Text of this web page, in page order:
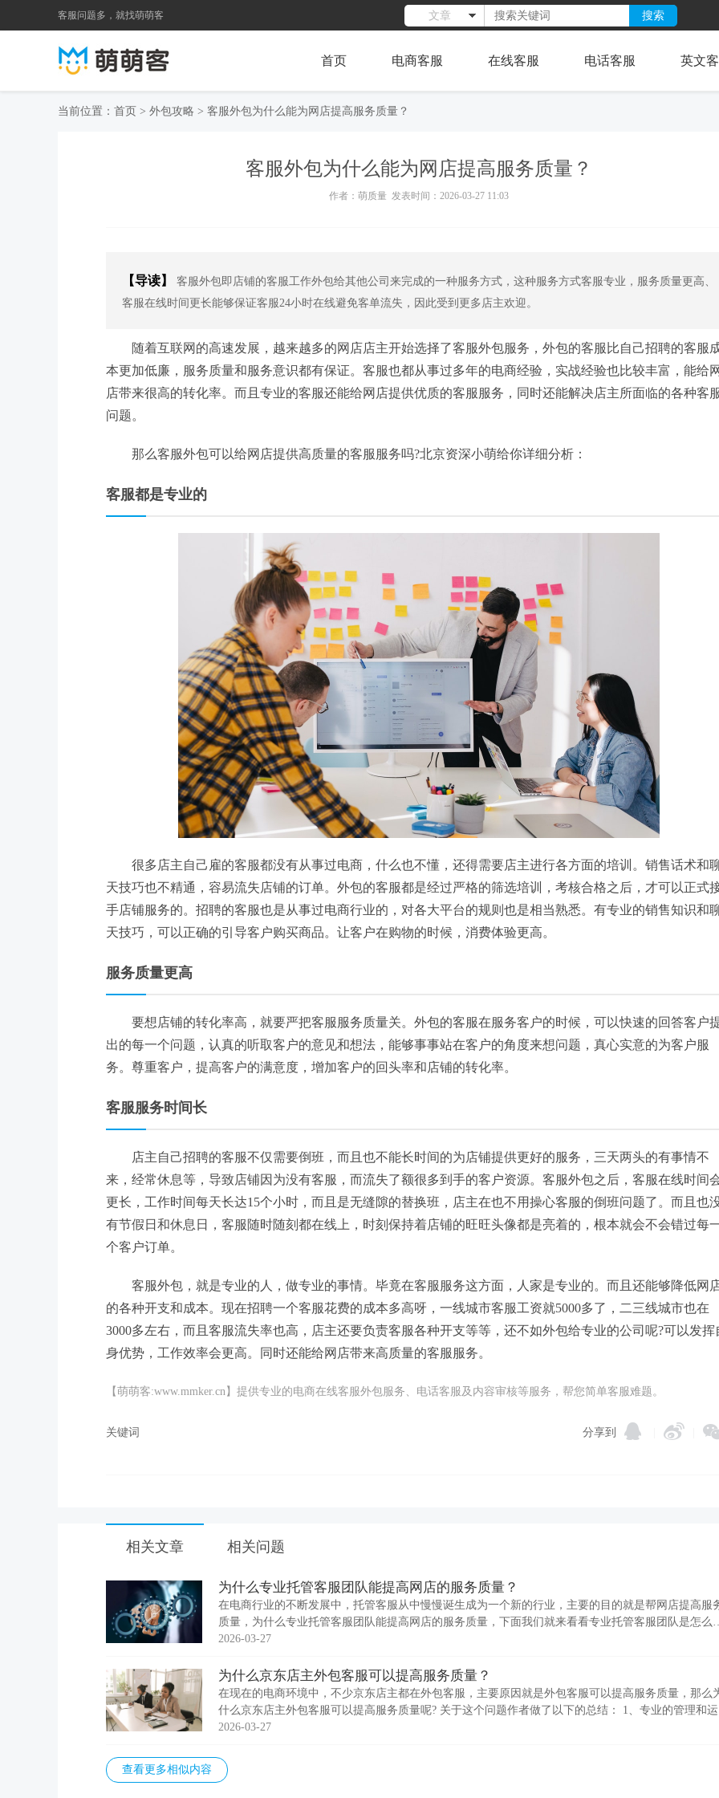
客服问题多，就找萌萌客 文章 搜索
首页 电商客服 在线客服 电话客服 英文
当前位置： 首页 > 外包攻略 > 客服外包为什么能为网店提高服务质量？
客服外包为什么能为网店提高服务质量？
作者：萌质量 发表时间：2026-03-27 11:03
【导读】
客服外包即店铺的客服工作外包给其他公司来完成的一种服务方式，这种服务方式客服专业，服务质量更高、
客服在线时间更长能够保证客服24小时在线避免客单流失，因此受到更多店主欢迎。
随着互联网的高速发展，越来越多的网店店主开始选择了客服外包服务，外包的客服比自己招聘的客服
本更加低廉，服务质量和服务意识都有保证。客服也都从事过多年的电商经验，实战经验也比较丰富，能给网
店带来很高的转化率。而且专业的客服还能给网店提供优质的客服服务，同时还能解决店主所面临的各种客
问题。
那么客服外包可以给网店提供高质量的客服服务吗?北京资深小萌给你详细分析：
客服都是专业的
很多店主自己雇的客服都没有从事过电商，什么也不懂，还得需要店主进行各方面的培训。销售话术和
天技巧也不精通，容易流失店铺的订单。外包的客服都是经过严格的筛选培训，考核合格之后，才可以正式
手店铺服务的。招聘的客服也是从事过电商行业的，对各大平台的规则也是相当熟悉。有专业的销售知识和
天技巧，可以正确的引导客户购买商品。让客户在购物的时候，消费体验更高。
服务质量更高
要想店铺的转化率高，就要严把客服服务质量关。外包的客服在服务客户的时候，可以快速的回答客户
出的每一个问题，认真的听取客户的意见和想法，能够事事站在客户的角度来想问题，真心实意的为客户服
务。尊重客户，提高客户的满意度，增加客户的回头率和店铺的转化率。
客服服务时间长
店主自己招聘的客服不仅需要倒班，而且也不能长时间的为店铺提供更好的服务，三天两头的有事情不
来，经常休息等，导致店铺因为没有客服，而流失了额很多到手的客户资源。客服外包之后，客服在线时间
更长，工作时间每天长达15个小时，而且是无缝隙的替换班，店主在也不用操心客服的倒班问题了。而且也
有节假日和休息日，客服随时随刻都在线上，时刻保持着店铺的旺旺头像都是亮着的，根本就会不会错过每
个客户订单。
客服外包，就是专业的人，做专业的事情。毕竟在客服服务这方面，人家是专业的。而且还能够降低网
的各种开支和成本。现在招聘一个客服花费的成本多高呀，一线城市客服工资就5000多了，二三线城市也在
3000多左右，而且客服流失率也高，店主还要负责客服各种开支等等，还不如外包给专业的公司呢?可以发挥
身优势，工作效率会更高。同时还能给网店带来高质量的客服服务。
【萌萌客:www.mmker.cn】提供专业的电商在线客服外包服务、电话客服及内容审核等服务，帮您简单客服难题。
关键词 分享到
相关文章 相关问题
为什么专业托管客服团队能提高网店的服务质量？
在电商行业的不断发展中，托管客服从中慢慢诞生成为一个新的行业，主要的目的就是帮网店提高服
质量，为什么专业托管客服团队能提高网店的服务质量，下面我们就来看看专业托管客服团队是怎么
的。 1、培训 专业的托管客服团队拥有经过严格
2026-03-27
为什么京东店主外包客服可以提高服务质量？
在现在的电商环境中，不少京东店主都在外包客服，主要原因就是外包客服可以提高服务质量，那么
什么京东店主外包客服可以提高服务质量呢? 关于这个问题作者做了以下的总结： 1、专业的管理和
北京萌萌客外包客服公司的市场部经理曾在采访
2026-03-27
查看更多相似内容